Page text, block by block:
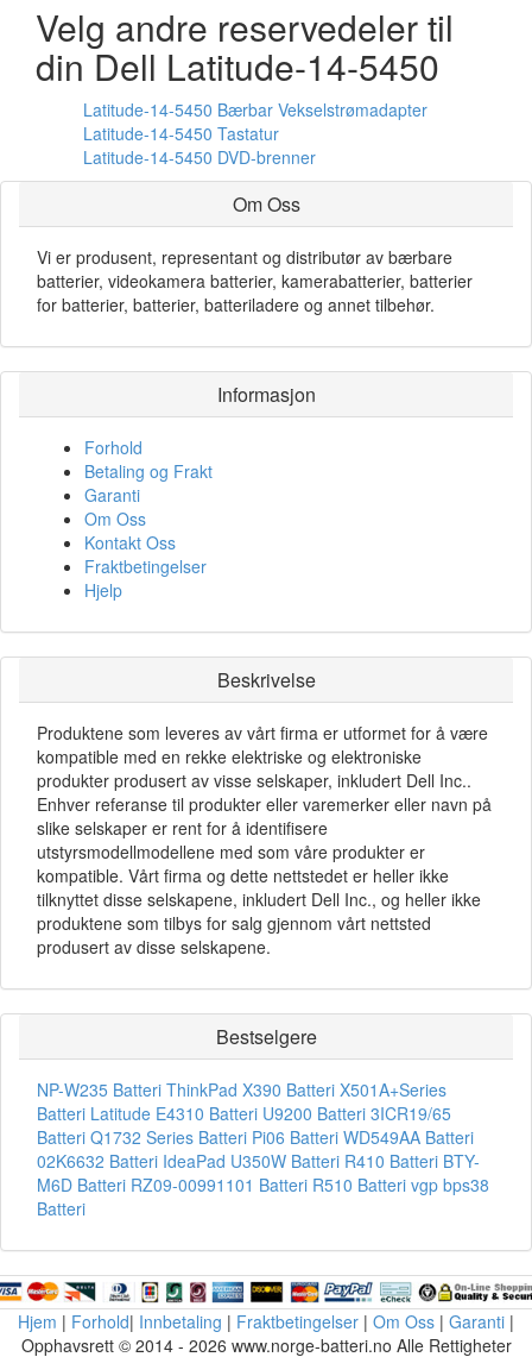
Velg andre reservedeler til
din Dell Latitude-14-5450
Latitude-14-5450 Bærbar Vekselstrømadapter
Latitude-14-5450 Tastatur
Latitude-14-5450 DVD-brenner
Om Oss
Vi er produsent, representant og distributør av bærbare
batterier, videokamera batterier, kamerabatterier, batterier
for batterier, batterier, batteriladere og annet tilbehør.
Informasjon
Forhold
Betaling og Frakt
Garanti
Om Oss
Kontakt Oss
Fraktbetingelser
Hjelp
Beskrivelse
Produktene som leveres av vårt firma er utformet for å være
kompatible med en rekke elektriske og elektroniske
produkter produsert av visse selskaper, inkludert Dell Inc..
Enhver referanse til produkter eller varemerker eller navn på
slike selskaper er rent for å identifisere
utstyrsmodellmodellene med som våre produkter er
kompatible. Vårt firma og dette nettstedet er heller ikke
tilknyttet disse selskapene, inkludert Dell Inc., og heller ikke
produktene som tilbys for salg gjennom vårt nettsted
produsert av disse selskapene.
Bestselgere
NP-W235 Batteri ThinkPad X390 Batteri X501A+Series
Batteri Latitude E4310 Batteri U9200 Batteri 3ICR19/65
Batteri Q1732 Series Batteri Pi06 Batteri WD549AA Batteri
02K6632 Batteri IdeaPad U350W Batteri R410 Batteri BTY-
M6D Batteri RZ09-00991101 Batteri R510 Batteri vgp bps38
Batteri
Hjem | Forhold| Innbetaling | Fraktbetingelser | Om Oss | Garanti |
Opphavsrett © 2014 - 2026 www.norge-batteri.no Alle Rettigheter